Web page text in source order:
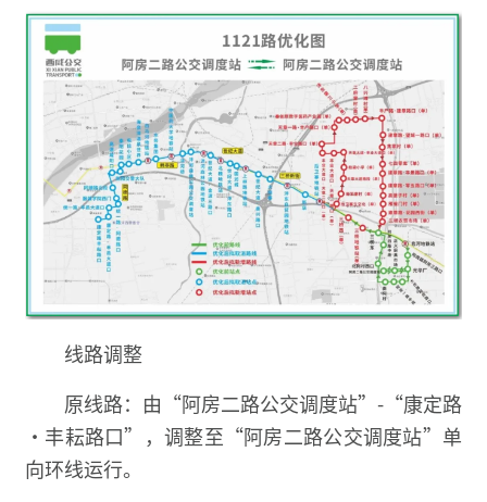
线路调整
原线路：由“阿房二路公交调度站”-“康定路
·丰耘路口”，调整至“阿房二路公交调度站”单
向环线运行。